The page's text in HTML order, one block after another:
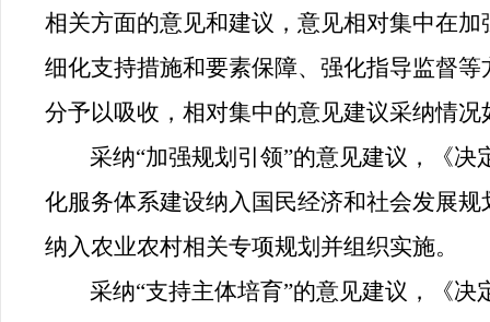
相关方面的意见和建议，意见相对集中在
细化支持措施和要素保障、强化指导监督
分予以吸收，相对集中的意见建议采纳情况
采纳“加强规划引领”的意见建议，《
化服务体系建设纳入国民经济和社会发展
纳入农业农村相关专项规划并组织实施。
采纳“支持主体培育”的意见建议，《